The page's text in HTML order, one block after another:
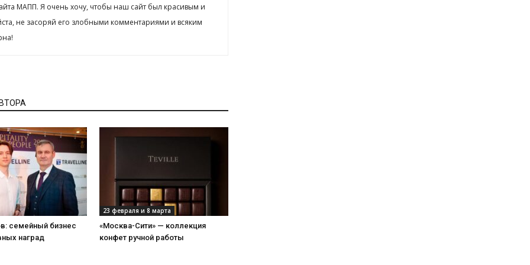
МАПП. Я очень хочу, чтобы наш сайт был красивым и
не засоряй его злобными комментариями и всяким
семейный бизнес
наград
23 февраля и 8 марта
«Москва-Сити» — коллекция
конфет ручной работы